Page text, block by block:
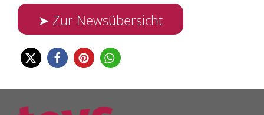
➤ Zur Newsübersicht